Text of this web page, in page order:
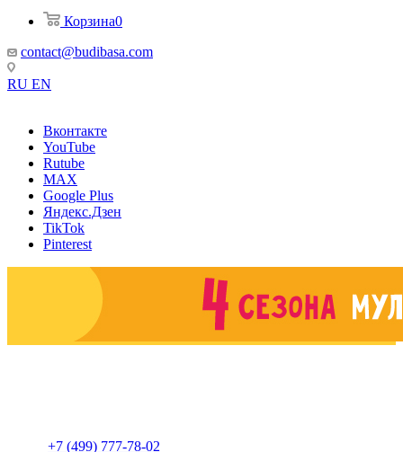
Корзина0
contact@budibasa.com
RU EN
Вконтакте
YouTube
Rutube
MAX
Google Plus
Яндекс.Дзен
TikTok
Pinterest
+7 (499) 777-78-02